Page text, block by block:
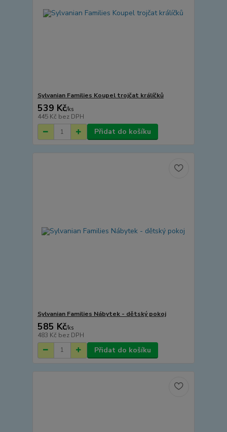
Sylvanian Families Koupel trojčat králíčků
539 Kč/ks
445 Kč bez DPH
Přidat do košíku
Sylvanian Families Nábytek - dětský pokoj
585 Kč/ks
483 Kč bez DPH
Přidat do košíku